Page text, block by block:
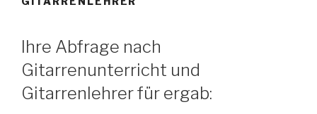
Ihre Abfrage nach
Gitarrenunterricht und
Gitarrenlehrer für ergab: